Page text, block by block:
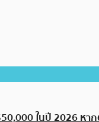
ในปี 2026 ห